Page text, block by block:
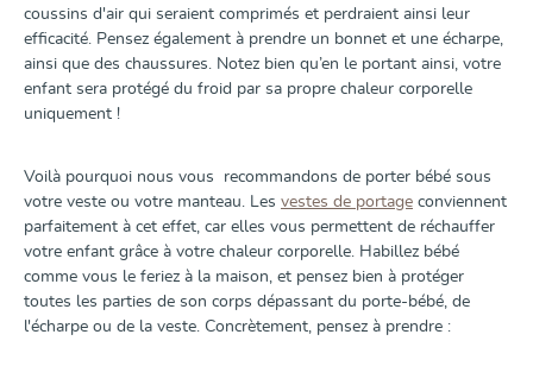
coussins d'air qui seraient comprimés et perdraient ainsi leur
efficacité. Pensez également à prendre un bonnet et une écharpe,
ainsi que des chaussures. Notez bien qu’en le portant ainsi, votre
enfant sera protégé du froid par sa propre chaleur corporelle
uniquement !
Voilà pourquoi nous vous recommandons de porter bébé sous
votre veste ou votre manteau. Les vestes de portage conviennent
parfaitement à cet effet, car elles vous permettent de réchauffer
votre enfant grâce à votre chaleur corporelle. Habillez bébé
comme vous le feriez à la maison, et pensez bien à protéger
toutes les parties de son corps dépassant du porte-bébé, de
l'écharpe ou de la veste. Concrètement, pensez à prendre :